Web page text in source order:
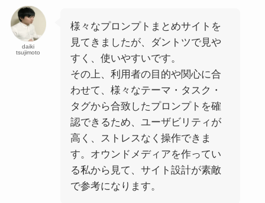
daiki
tsujimoto
様々なプロンプトまとめサイトを
見てきましたが、ダントツで見や
すく、使いやすいです。
その上、利用者の目的や関心に合
わせて、様々なテーマ・タスク・
タグから合致したプロンプトを確
認できるため、ユーザビリティが
高く、ストレスなく操作できま
す。オウンドメディアを作ってい
る私から見て、サイト設計が素敵
で参考になります。